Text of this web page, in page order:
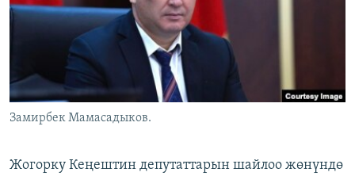
ЫҢГАЙСЫЗ СУРООЛОР
ЭЕ/АРнун бардык сайттары
Замирбек Мамасадыков.
Жогорку Кеңештин депутаттарын шайлоо жөнүндө